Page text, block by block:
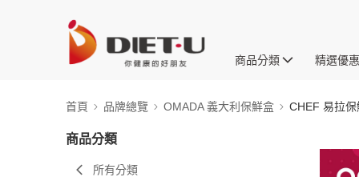
商品分類 精選優
首頁 品牌總覽 OMADA 義大利保鮮盒 CHEF 易拉保
商品分類
所有分類